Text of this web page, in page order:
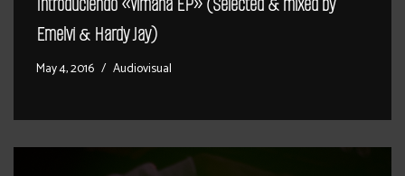
Emelvi & Hardy Jay)
May 4, 2016 Audiovisual